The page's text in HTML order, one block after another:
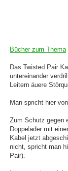
Bücher zum Thema
Das Twisted Pair
untereinander
Leitern äuere
Man spricht hier
Zum Schutz gegen
Doppelader mit
Kabel jetzt
nicht, spricht man
Pair).